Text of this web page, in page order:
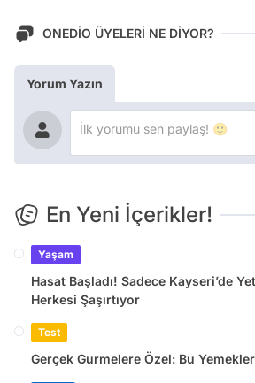
ONEDİO ÜYELERİ NE DİYOR?
Yorum Yazın
En Yeni İçerikler!
Yaşam
Hasat Başladı! Sadece Kayseri’de
Herkesi Şaşırtıyor
Test
Gerçek Gurmelere Özel: Bu